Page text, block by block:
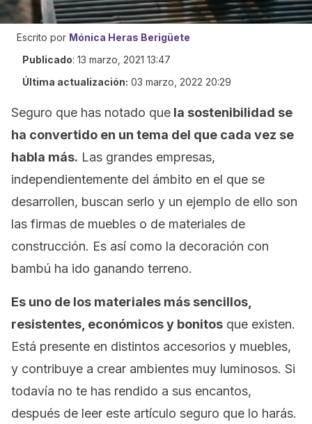
Escrito por Mónica Heras Berigüete
Publicado: 13 marzo, 2021 13:47
Última actualización: 03 marzo, 2022 20:29
Seguro que has notado que la sostenibilidad se
ha convertido en un tema del que cada vez se
habla más. Las grandes empresas,
independientemente del ámbito en el que se
desarrollen, buscan serlo y un ejemplo de ello son
las firmas de muebles o de materiales de
construcción. Es así como la decoración con
bambú ha ido ganando terreno.
Es uno de los materiales más sencillos,
resistentes, económicos y bonitos que existen.
Está presente en distintos accesorios y muebles,
y contribuye a crear ambientes muy luminosos. Si
todavía no te has rendido a sus encantos,
después de leer este artículo seguro que lo harás.